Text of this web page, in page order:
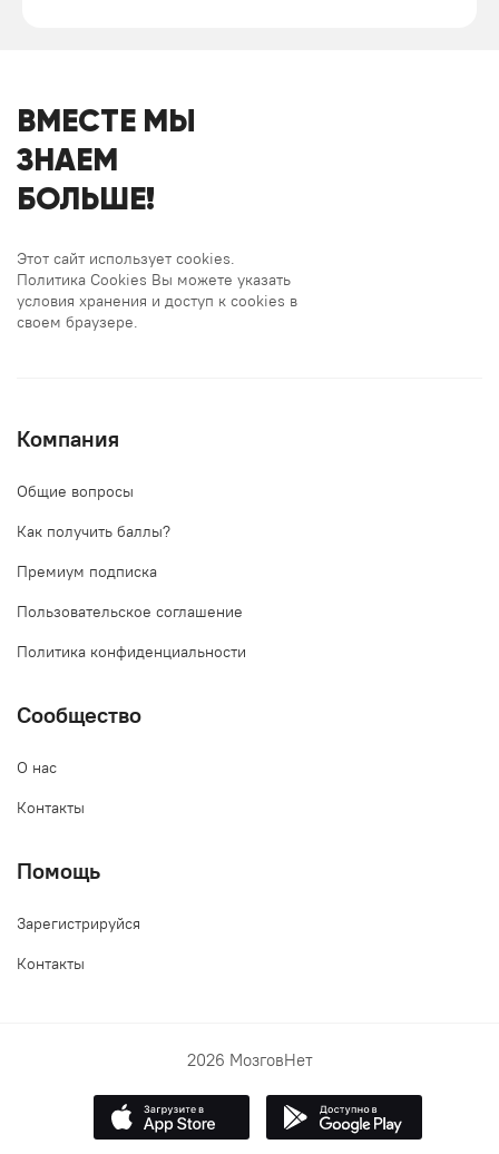
ВМЕСТЕ МЫ
ЗНАЕМ
БОЛЬШЕ!
Этот сайт использует cookies.
Политика Cookies Вы можете указать
условия хранения и доступ к cookies в
своем браузере.
Компания
Общие вопросы
Как получить баллы?
Премиум подписка
Пользовательское соглашение
Политика конфиденциальности
Сообщество
О нас
Контакты
Помощь
Зарегистрируйся
Контакты
2026 МозговНет